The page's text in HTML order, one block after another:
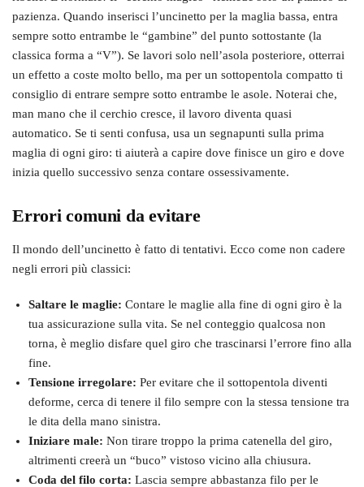
pazienza. Quando inserisci l’uncinetto per la maglia bassa, entra
sempre sotto entrambe le “gambine” del punto sottostante (la
classica forma a “V”). Se lavori solo nell’asola posteriore, otterrai
un effetto a coste molto bello, ma per un sottopentola compatto ti
consiglio di entrare sempre sotto entrambe le asole. Noterai che,
man mano che il cerchio cresce, il lavoro diventa quasi
automatico. Se ti senti confusa, usa un segnapunti sulla prima
maglia di ogni giro: ti aiuterà a capire dove finisce un giro e dove
inizia quello successivo senza contare ossessivamente.
Errori comuni da evitare
Il mondo dell’uncinetto è fatto di tentativi. Ecco come non cadere
negli errori più classici:
Saltare le maglie: Contare le maglie alla fine di ogni giro è la
tua assicurazione sulla vita. Se nel conteggio qualcosa non
torna, è meglio disfare quel giro che trascinarsi l’errore fino alla
fine.
Tensione irregolare: Per evitare che il sottopentola diventi
deforme, cerca di tenere il filo sempre con la stessa tensione tra
le dita della mano sinistra.
Iniziare male: Non tirare troppo la prima catenella del giro,
altrimenti creerà un “buco” vistoso vicino alla chiusura.
Coda del filo corta: Lascia sempre abbastanza filo per le